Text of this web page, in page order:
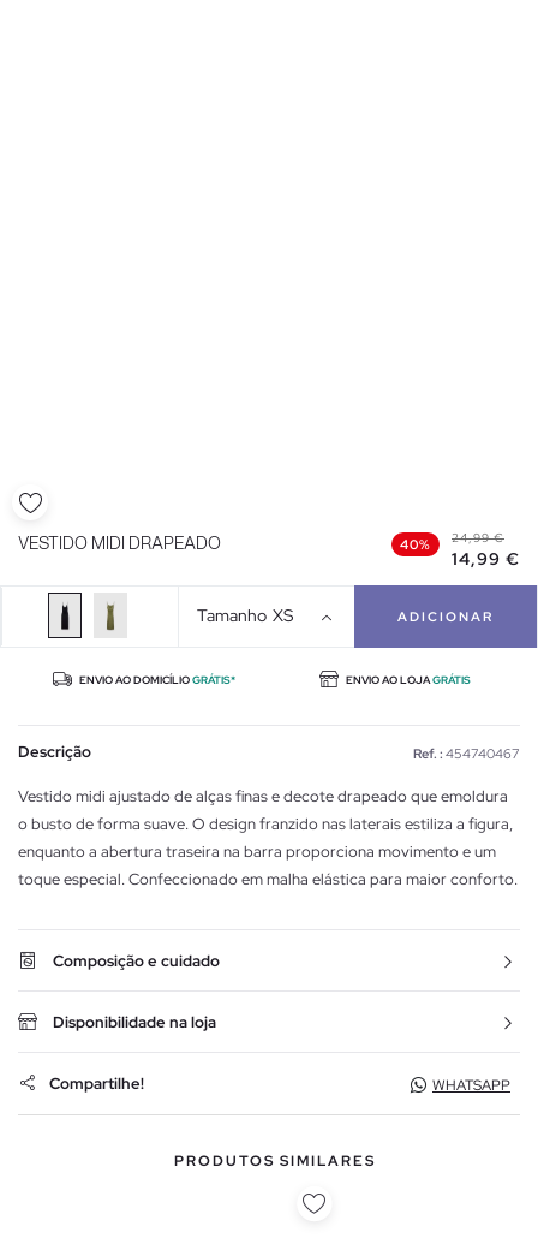
VESTIDO MIDI DRAPEADO 40% 24,99 €
14,99 €
Tamanho XS ADICIONAR
ENVIO AO DOMICÍLIOGRÁTIS* ENVIO AO LOJAGRÁTIS
Descrição Ref. : 454740467
Vestido midi ajustado de alças finas e decote drapeado que emoldura
o busto de forma suave. O design franzido nas laterais estiliza a figura,
enquanto a abertura traseira na barra proporciona movimento e um
toque especial. Confeccionado em malha elástica para maior conforto.
Composição e cuidado
Disponibilidade na loja
Compartilhe! WHATSAPP
PRODUTOS SIMILARES